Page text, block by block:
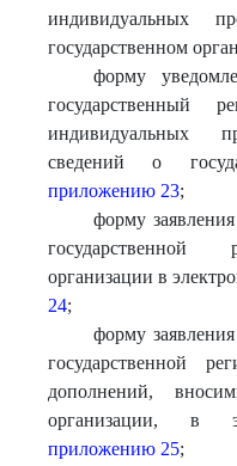
индивидуальных
государственном
форму
государственный
индивидуальных
сведений о
приложению 23;
форму
государственной
организации в
24;
форму
государственной
дополнений,
организации, в
приложению 25;